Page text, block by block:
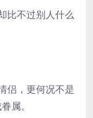
不过别人什么
，更何况不是
属。